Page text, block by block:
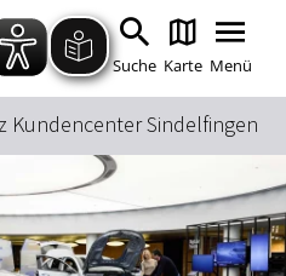
Zum Hauptinhalt springen
Zur Suche springen
Zur Hauptnavigation
Zum Footer springen
Suche Karte Menü
Kundencenter Sindelfingen